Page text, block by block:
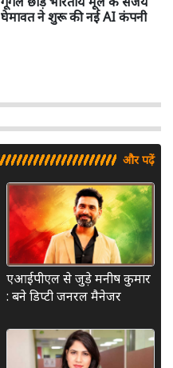
घेमावत ने शुरू की नई AI कंपनी
और पढ़ें
एआईपीएल से जुड़े मनीष कुमार
: बने डिप्टी जनरल मैनेजर